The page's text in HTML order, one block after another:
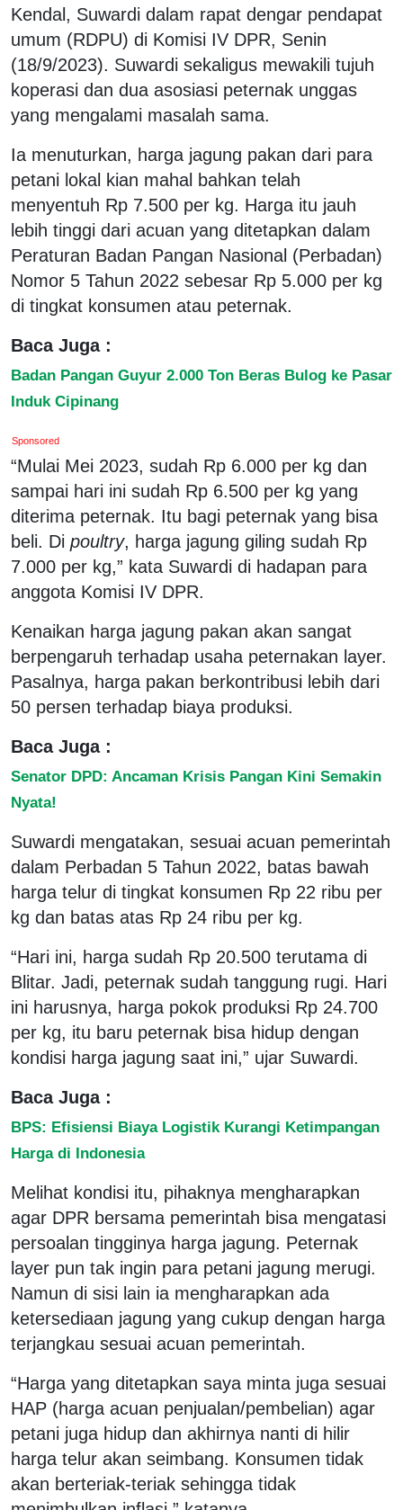
Kendal, Suwardi dalam rapat dengar pendapat
umum (RDPU) di Komisi IV DPR, Senin
(18/9/2023). Suwardi sekaligus mewakili tujuh
koperasi dan dua asosiasi peternak unggas
yang mengalami masalah sama.
Ia menuturkan, harga jagung pakan dari para
petani lokal kian mahal bahkan telah
menyentuh Rp 7.500 per kg. Harga itu jauh
lebih tinggi dari acuan yang ditetapkan dalam
Peraturan Badan Pangan Nasional (Perbadan)
Nomor 5 Tahun 2022 sebesar Rp 5.000 per kg
di tingkat konsumen atau peternak.
Baca Juga :
Badan Pangan Guyur 2.000 Ton Beras Bulog ke Pasar
Induk Cipinang
Sponsored
“Mulai Mei 2023, sudah Rp 6.000 per kg dan
sampai hari ini sudah Rp 6.500 per kg yang
diterima peternak. Itu bagi peternak yang bisa
beli. Di poultry, harga jagung giling sudah Rp
7.000 per kg,” kata Suwardi di hadapan para
anggota Komisi IV DPR.
Kenaikan harga jagung pakan akan sangat
berpengaruh terhadap usaha peternakan layer.
Pasalnya, harga pakan berkontribusi lebih dari
50 persen terhadap biaya produksi.
Baca Juga :
Senator DPD: Ancaman Krisis Pangan Kini Semakin
Nyata!
Suwardi mengatakan, sesuai acuan pemerintah
dalam Perbadan 5 Tahun 2022, batas bawah
harga telur di tingkat konsumen Rp 22 ribu per
kg dan batas atas Rp 24 ribu per kg.
“Hari ini, harga sudah Rp 20.500 terutama di
Blitar. Jadi, peternak sudah tanggung rugi. Hari
ini harusnya, harga pokok produksi Rp 24.700
per kg, itu baru peternak bisa hidup dengan
kondisi harga jagung saat ini,” ujar Suwardi.
Baca Juga :
BPS: Efisiensi Biaya Logistik Kurangi Ketimpangan
Harga di Indonesia
Melihat kondisi itu, pihaknya mengharapkan
agar DPR bersama pemerintah bisa mengatasi
persoalan tingginya harga jagung. Peternak
layer pun tak ingin para petani jagung merugi.
Namun di sisi lain ia mengharapkan ada
ketersediaan jagung yang cukup dengan harga
terjangkau sesuai acuan pemerintah.
“Harga yang ditetapkan saya minta juga sesuai
HAP (harga acuan penjualan/pembelian) agar
petani juga hidup dan akhirnya nanti di hilir
harga telur akan seimbang. Konsumen tidak
akan berteriak-teriak sehingga tidak